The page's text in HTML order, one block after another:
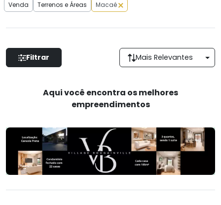
Venda Terrenos e Áreas Macaé
Filtrar Mais Relevantes
Aqui você encontra os melhores
empreendimentos